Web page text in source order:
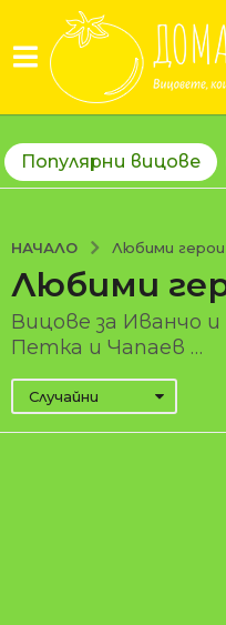
Популярни вицове
НАЧАЛО Любими герои
Любими
Вицове за Иванчо
Петка и Чапаев …
Случайни